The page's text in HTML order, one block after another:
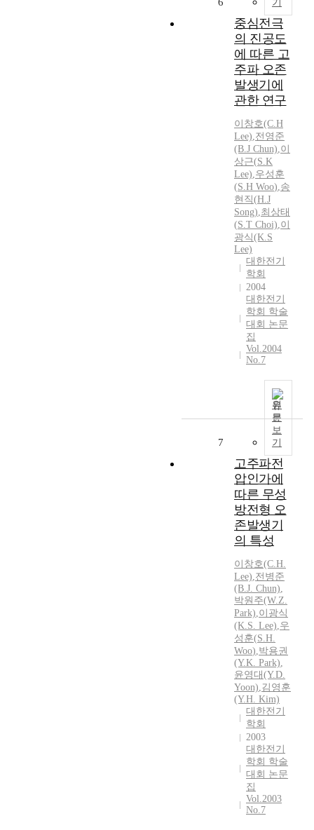
기
6
중심전극
의 진공도
에 따른 고
주파 오존
발생기에
관한 연구
이창호(C.H
Lee),전영준
(B.J Chun),이
상근(S.K
Lee),우성훈
(S.H Woo),송
현직(H.J
Song),최상태
(S.T Choi),이
광식(K.S
Lee)
대한전기
학회
2004
대한전기
학회 학술
대회 논문
집
Vol.2004
No.7
원
문
보
기
7
고주파전
압인가에
따른 무성
방전형 오
존발생기
의 특성
이창호(C.H.
Lee),전병준
(B.J. Chun),
박원주(W.Z.
Park),이광식
(K.S. Lee),우
성훈(S.H.
Woo),박용권
(Y.K. Park),
윤영대(Y.D.
Yoon),김영훈
(Y.H. Kim)
대한전기
학회
2003
대한전기
학회 학술
대회 논문
집
Vol.2003
No.7